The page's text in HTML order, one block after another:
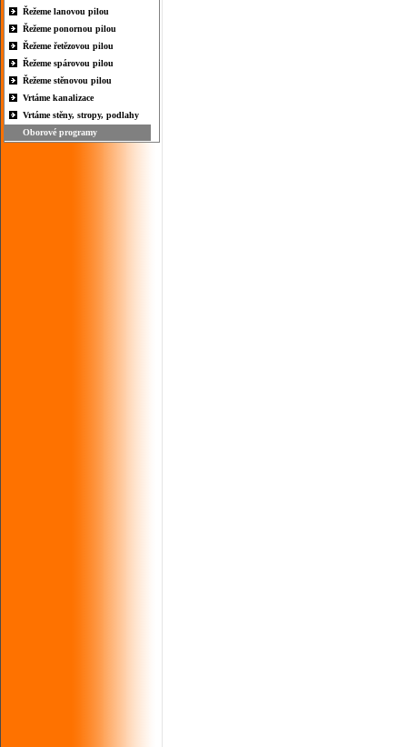
Řežeme lanovou pilou
Řežeme ponornou pilou
Řežeme řetězovou pilou
Řežeme spárovou pilou
Řežeme stěnovou pilou
Vrtáme kanalizace
Vrtáme stěny, stropy, podlahy
Oborové programy